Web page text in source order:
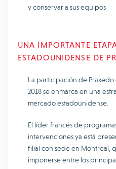
y conservar a sus equipos
UNA IMPORTANTE
ESTADOUNIDENSE DE
La participación de Praxedo
2018 se enmarca en una
mercado estadounidense.
El líder francés de
intervenciones ya está
filial con sede en Montreal,
imponerse entre los